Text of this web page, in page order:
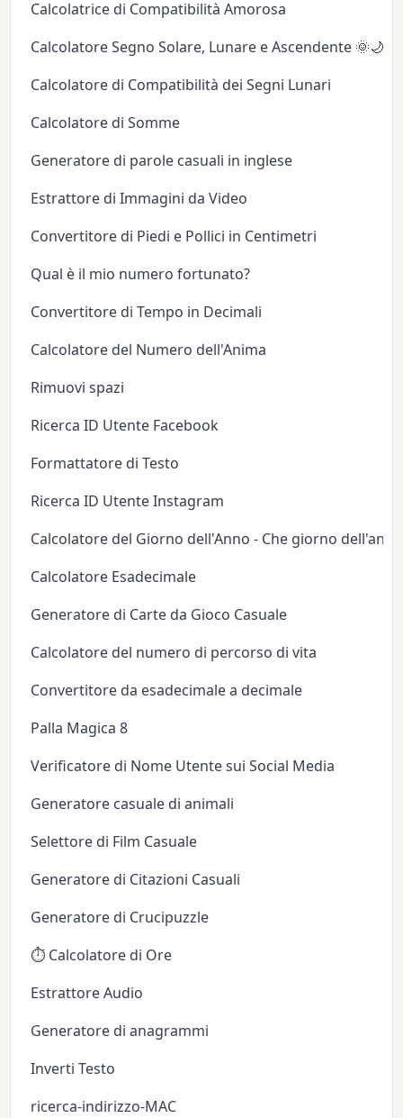
Calcolatrice di Compatibilità Amorosa
Calcolatore Segno Solare, Lunare e Ascendente 🌞🌙✨
Calcolatore di Compatibilità dei Segni Lunari
Calcolatore di Somme
Generatore di parole casuali in inglese
Estrattore di Immagini da Video
Convertitore di Piedi e Pollici in Centimetri
Qual è il mio numero fortunato?
Convertitore di Tempo in Decimali
Calcolatore del Numero dell'Anima
Rimuovi spazi
Ricerca ID Utente Facebook
Formattatore di Testo
Ricerca ID Utente Instagram
Calcolatore del Giorno dell'Anno - Che giorno
Calcolatore Esadecimale
Generatore di Carte da Gioco Casuale
Calcolatore del numero di percorso di vita
Convertitore da esadecimale a decimale
Palla Magica 8
Verificatore di Nome Utente sui Social Media
Generatore casuale di animali
Selettore di Film Casuale
Generatore di Citazioni Casuali
Generatore di Crucipuzzle
⏱️ Calcolatore di Ore
Estrattore Audio
Generatore di anagrammi
Inverti Testo
ricerca-indirizzo-MAC